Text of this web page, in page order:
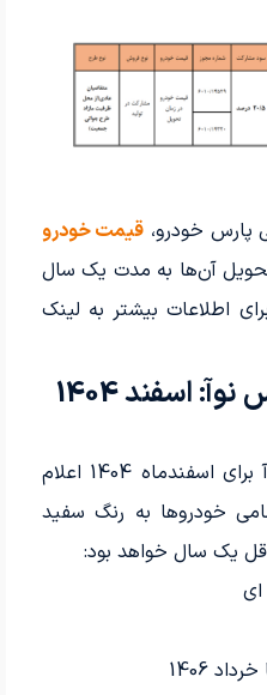
پارس خودرو، قیمت خودرو
آن‌ها به مدت یک سال
اطلاعات بیشتر به لینک
اسفند 1404
شرایط پیش فروش پارس نوآ برای اسفندماه 1404 اعلام
خودروها به رنگ سفید
یک سال خواهد بود:
ای